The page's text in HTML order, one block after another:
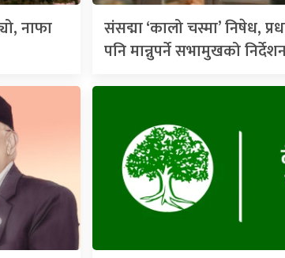
नाफा
संसद्मा ‘कालो चस्मा’ निषेध,
पनि मान्नुपर्ने सभामुखको